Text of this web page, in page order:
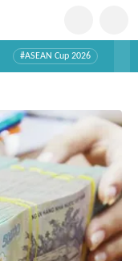
#ASEAN Cup 2026